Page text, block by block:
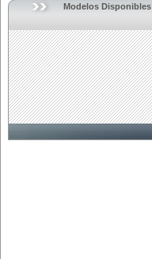
Modelos Disponibles